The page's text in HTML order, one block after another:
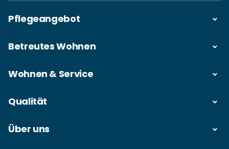
Pflegeangebot
Betreutes Wohnen
Wohnen & Service
Qualität
Über uns